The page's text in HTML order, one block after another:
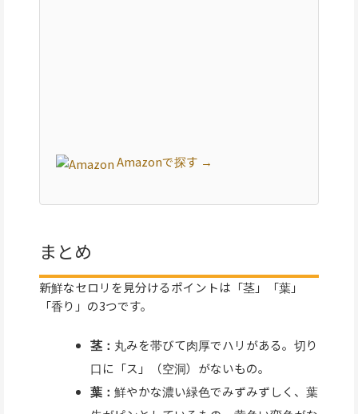
まとめ
「香り」の3つです。
茎： 丸みを帯びて肉厚でハリがある。切り
口に「ス」（空洞）がないもの。